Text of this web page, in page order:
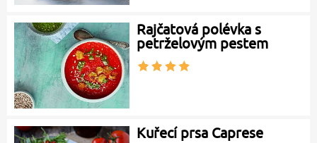
Rajčatová polévka s
petrželovým pestem
Kuřecí prsa Caprese